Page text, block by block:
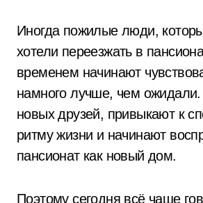
Иногда пожилые люди,
хотели переезжать в
временем начинают
намного лучше, чем
новых друзей, привыкают к
ритму жизни и начинают
пансионат как новый дом.
Поэтому сегодня всё чаще